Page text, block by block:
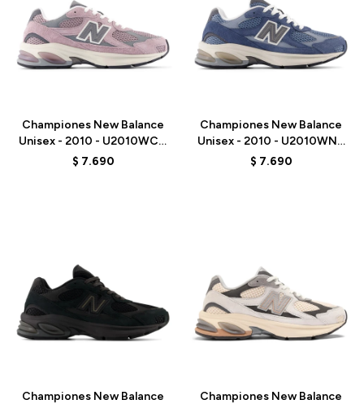
Championes New Balance
Unisex - 2010 - U2010WCC
- ICE WINE
$ 7.690
Championes New Balance
Unisex - 2010 - U2010WNV
- ELD
$ 7.690
Championes New Balance
Championes New Balance